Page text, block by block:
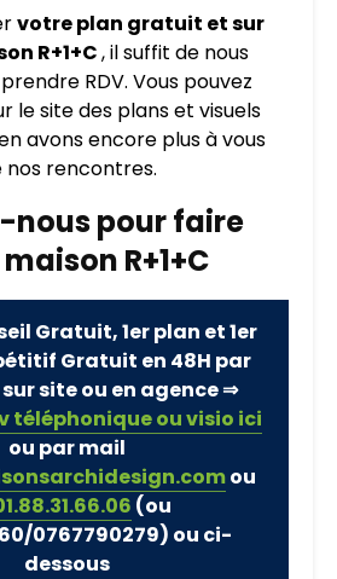
votre plan gratuit et sur
R+1+C, il suffit de nous
RDV. Vous pouvez
le site des plans et visuels
avons encore plus à vous
rencontres.
nous pour faire
R+1+C
Gratuit, 1er plan et 1er
Gratuit en 48H par
site ou en agence ⇒
téléphonique ou visio ici
ou par mail
ou
(ou
0767790279) ou ci-
dessous